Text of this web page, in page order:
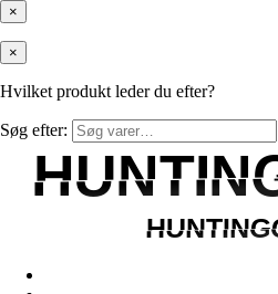
×
×
Hvilket produkt leder du efter?
Søg efter: